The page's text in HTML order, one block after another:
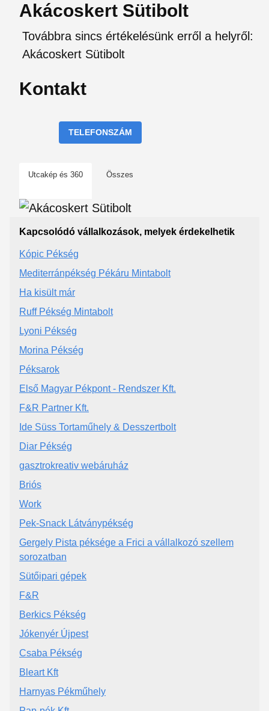
Akácoskert Sütibolt
Továbbra sincs értékelésünk erről a helyről:
Akácoskert Sütibolt
Kontakt
TELEFONSZÁM
Utcakép és 360 Összes
Kapcsolódó vállalkozások, melyek érdekelhetik
Kópic Pékség
Mediterránpékség Pékáru Mintabolt
Ha kisült már
Ruff Pékség Mintabolt
Lyoni Pékség
Morina Pékség
Péksarok
Első Magyar Pékpont - Rendszer Kft.
F&R Partner Kft.
Ide Süss Tortaműhely & Desszertbolt
Diar Pékség
gasztrokreativ webáruház
Briós
Work
Pek-Snack Látványpékség
Gergely Pista péksége a Frici a vállalkozó szellem
sorozatban
Sütőipari gépek
F&R
Berkics Pékség
Jókenyér Újpest
Csaba Pékség
Bleart Kft
Harnyas Pékműhely